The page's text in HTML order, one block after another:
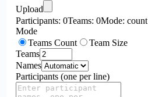
Upload
Participants: 0Teams: 0Mode: count
Mode
Teams Count
Team Size
Teams
Names
Participants (one per line)